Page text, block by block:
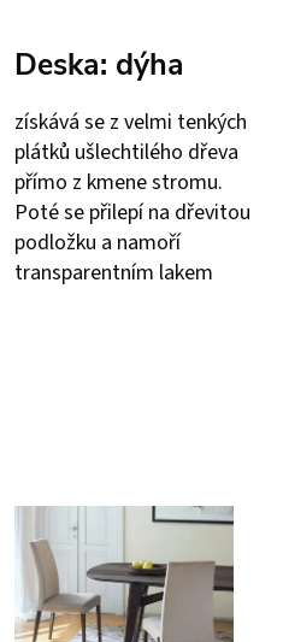
Deska: dýha
získává se z velmi tenkých
plátků ušlechtilého dřeva
přímo z kmene stromu.
Poté se přilepí na dřevitou
podložku a namoří
transparentním lakem